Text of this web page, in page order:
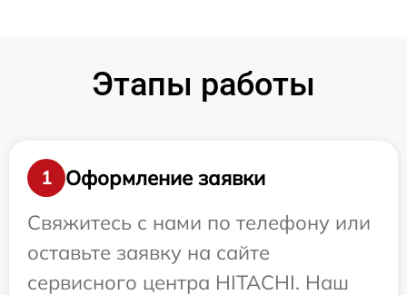
Этапы работы
1
Оформление заявки
Свяжитесь с нами по телефону или
оставьте заявку на сайте
сервисного центра HITACHI. Наш